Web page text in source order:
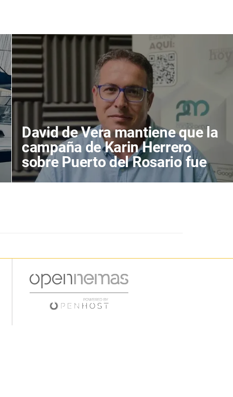
David de Vera mantiene que la
campaña de Karin Herrero
sobre Puerto del Rosario fue
"desafortunada"